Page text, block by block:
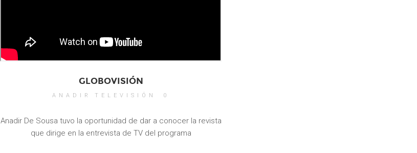
GLOBOVISIÓN
ANADIR TELEVISIÓN 0
Anadir De Sousa tuvo la oportunidad de dar a conocer la revista
que dirige en la entrevista de TV del programa